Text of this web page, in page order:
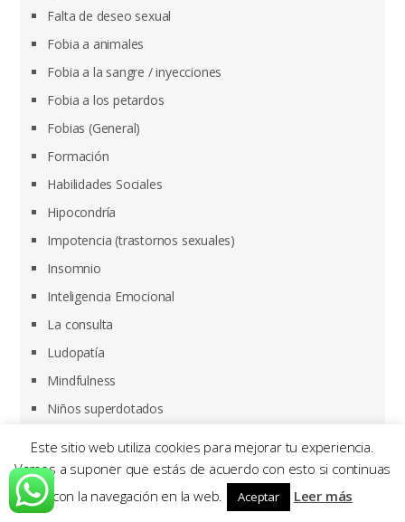
Falta de deseo sexual
Fobia a animales
Fobia a la sangre / inyecciones
Fobia a los petardos
Fobias (General)
Formación
Habilidades Sociales
Hipocondría
Impotencia (trastornos sexuales)
Insomnio
Inteligencia Emocional
La consulta
Ludopatía
Mindfulness
Niños superdotados
Obsesión por la muerte
Obsesión por orden o limpieza
Este sitio web utiliza cookies para mejorar tu experiencia.
Vamos a suponer que estás de acuerdo con esto si continuas
con la navegación en la web.
Aceptar Leer más